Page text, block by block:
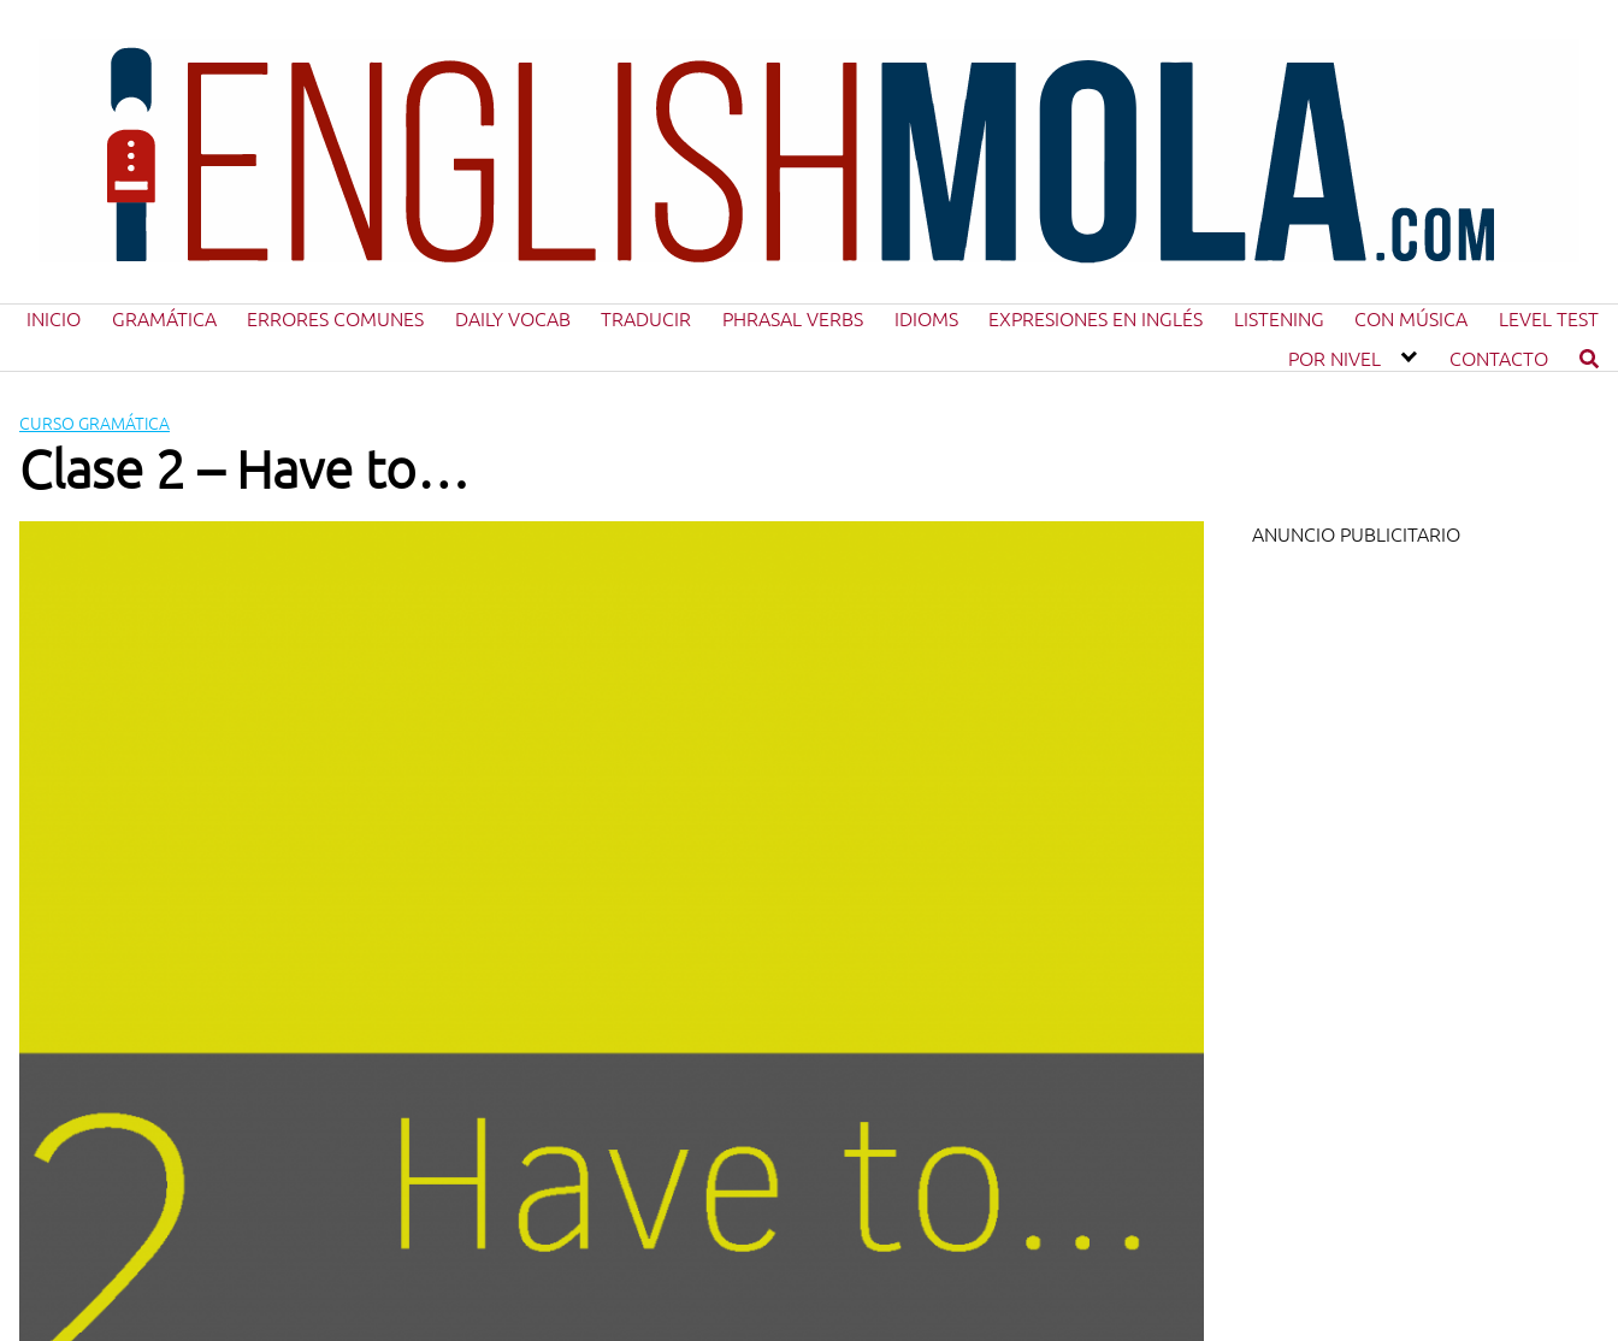
INICIO GRAMÁTICA ERRORES COMUNES DAILY VOCAB TRADUCIR PHRASAL VERBS IDIOMS EXPRESIONES EN INGLÉS LISTENING CON MÚSICA
LEVEL TEST
POR NIVEL
CONTACTO
CURSO GRAMÁTICA
Clase 2 – Have to…
ANUNCIO PUBLICITARIO